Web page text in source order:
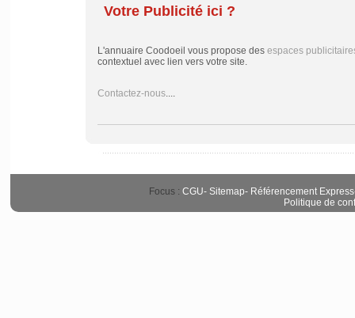
Votre Publicité ici ?
L'annuaire Coodoeil vous propose des espaces
contextuel avec lien vers votre site.
Contactez-nous....
Focus : CGU- Sitemap- Référencement Express
Politique de